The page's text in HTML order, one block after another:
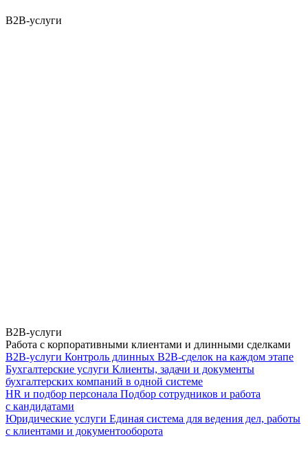
B2B-услуги
B2B-услуги
Работа с корпоративными клиентами и длинными сделками
B2B-услуги Контроль длинных B2B-сделок на каждом этапе
Бухгалтерские услуги Клиенты, задачи и документы
бухгалтерских компаний в одной системе
HR и подбор персонала Подбор сотрудников и работа
с кандидатами
Юридические услуги Единая система для ведения дел, работы
с клиентами и документооборота